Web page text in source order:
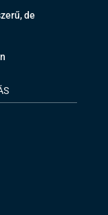
de